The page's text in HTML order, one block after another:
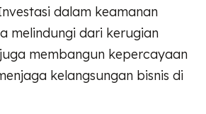
dalam keamanan
melindungi dari kerugian
membangun kepercayaan
kelangsungan bisnis di